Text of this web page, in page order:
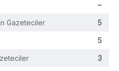
–
Gazeteciler 5
5
3